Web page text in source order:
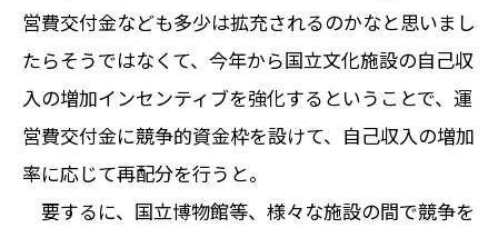
営費交付金なども多少は拡充されるのかなと思いまし
たらそうではなくて、今年から国立文化施設の自己収
入の増加インセンティブを強化するということで、運
営費交付金に競争的資金枠を設けて、自己収入の増加
率に応じて再配分を行うと。
要するに、国立博物館等、様々な施設の間で競争を